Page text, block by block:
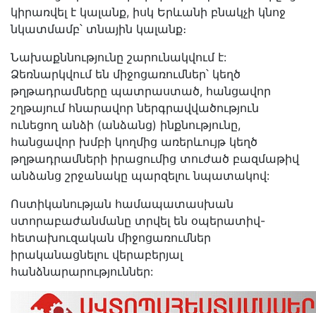
կիրառվել է կալանք, իսկ Երևանի բնակչի կնոջ
նկատմամբ՝ տնային կալանք։
Նախաքննությունը շարունակվում է:
Ձեռնարկվում են միջոցառումներ՝ կեղծ
թղթադրամները պատրաստած, հանցավոր
շղթայում հնարավոր ներգրավվածություն
ունեցող անձի (անձանց) ինքնությունը,
հանցավոր խմբի կողմից առերևույթ կեղծ
թղթադրամների իրացումից տուժած բազմաթիվ
անձանց շրջանակը պարզելու նպատակով:
Ոստիկանության համապատասխան
ստորաբաժանմանը տրվել են օպերատիվ-
հետախուզական միջոցառումներ
իրականացնելու վերաբերյալ
հանձնարարություններ: